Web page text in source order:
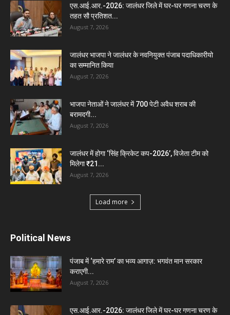
एस.आई.आर.-2026: जालंधर जिले में घर-घर गणना चरण के
तहत सौ प्रतिशत...
August 7, 2026
जालंधर भाजपा ने जालंधर के नवनियुक्त पंजाब पदाधिकारीयो
का सम्मानित किया
August 7, 2026
भाजपा नेताओं ने जालंधर में 700 पेटी अवैध शराब की
बरामदगी...
August 7, 2026
जालंधर में होगा ‘सिंह क्रिकेट कप-2026’, विजेता टीम को
मिलेगा ₹21...
August 7, 2026
Load more
Political News
पंजाब में ‘हमारे राम’ का भव्य आगाज़: भगवंत मान सरकार
कराएगी...
August 7, 2026
एस.आई.आर.-2026: जालंधर जिले में घर-घर गणना चरण के